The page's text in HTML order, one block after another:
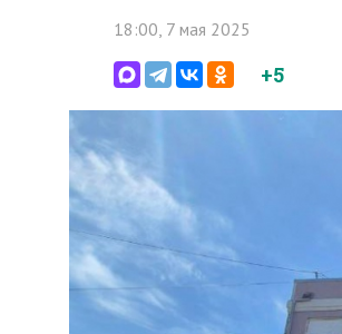
18:00, 7 мая 2025
+5